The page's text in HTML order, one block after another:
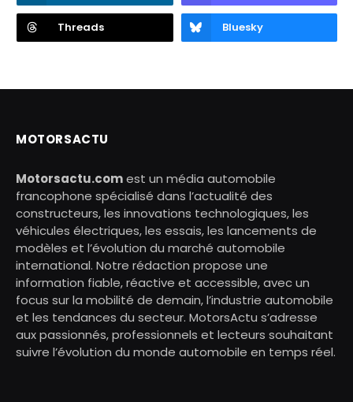
Threads Bluesky
MOTORSACTU
Motorsactu.comest un média automobile
francophone spécialisé dans l’actualité des
constructeurs, les innovations technologiques, les
véhicules électriques, les essais, les lancements de
modèles et l’évolution du marché automobile
international. Notre rédaction propose une
information fiable, réactive et accessible, avec un
focus sur la mobilité de demain, l’industrie automobile
et les tendances du secteur. MotorsActu s’adresse
aux passionnés, professionnels et lecteurs souhaitant
suivre l’évolution du monde automobile en temps réel.